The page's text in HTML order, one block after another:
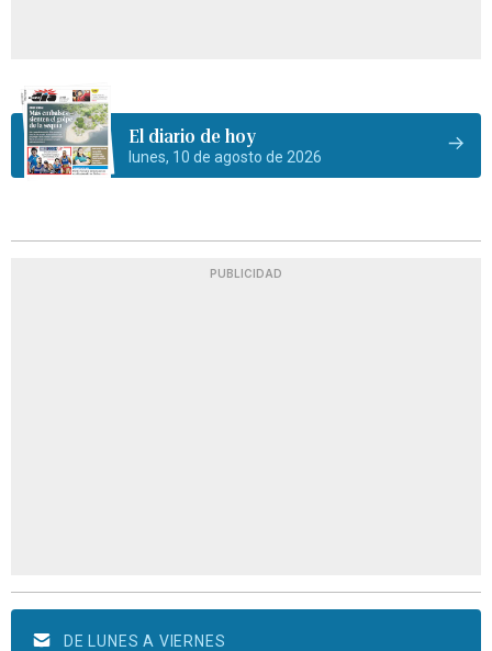
El diario de hoy
lunes, 10 de agosto de 2026
PUBLICIDAD
DE LUNES A VIERNES